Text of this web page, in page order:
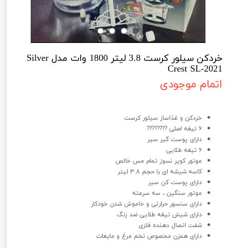
خردکن سیلور کرست 3.8 لیتر 1800 وات مدل Silver
Crest SL-2021
اتمام موجودی
خردکن و غذاساز سیلور کرست
6 تیغه اصلی ????????
دارای پوست گیر سیر
6 تیغه طلایی
موتور کوپر نسوز تمام مس خالص
کاسه شیشه ای با حجم 3.8 لیتر
دارای پوست کن سیر
موتور سنگین ، سه سرعته
دارای سنسور حرارتی و خاموش شدن خودکار
دارای شیش تیغه طلایی ضد زنگ
شفت اتصال دهنده فلزی
دارای همزن مخصوص تخم مرغ و مایعات